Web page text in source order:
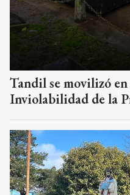
Tandil se movilizó
Inviolabilidad de la